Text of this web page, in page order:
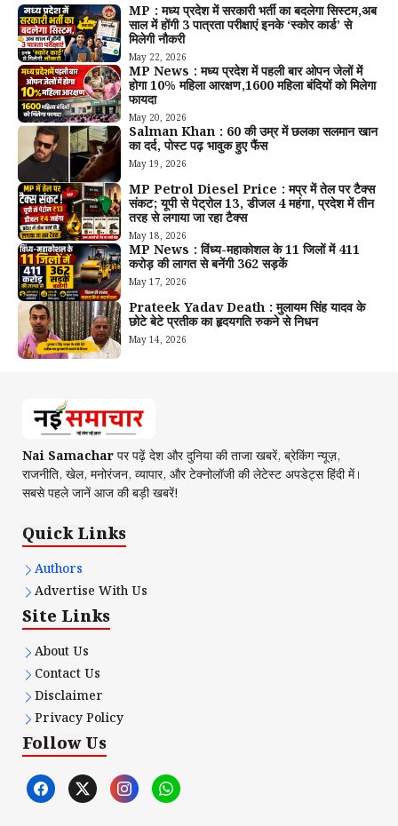
MP : मध्य प्रदेश में सरकारी भर्ती का बदलेगा सिस्टम,अब
साल में होंगी 3 पात्रता परीक्षाएं इनके ‘स्कोर कार्ड’ से
मिलेगी नौकरी
May 22, 2026
MP News : मध्य प्रदेश में पहली बार ओपन जेलों में
होगा 10% महिला आरक्षण,1600 महिला बंदियों को मिलेगा
फायदा
May 20, 2026
Salman Khan : 60 की उम्र में छलका सलमान खान
का दर्द, पोस्ट पढ़ भावुक हुए फैंस
May 19, 2026
MP Petrol Diesel Price : मप्र में तेल पर टैक्स
संकट; यूपी से पेट्रोल ₹13, डीजल ₹4 महंगा, प्रदेश में तीन
तरह से लगाया जा रहा टैक्स
May 18, 2026
MP News : विंध्य-महाकोशल के 11 जिलों में 411
करोड़ की लागत से बनेंगी 362 सड़कें
May 17, 2026
Prateek Yadav Death : मुलायम सिंह यादव के
छोटे बेटे प्रतीक का हृदयगति रुकने से निधन
May 14, 2026
Nai Samacharपर पढ़ें देश और दुनिया की ताजा खबरें, ब्रेकिंग न्यूज़,
राजनीति, खेल, मनोरंजन, व्यापार, और टेक्नोलॉजी की लेटेस्ट अपडेट्स हिंदी में।
सबसे पहले जानें आज की बड़ी खबरें!
Quick Links
Authors
Advertise With Us
Site Links
About Us
Contact Us
Disclaimer
Privacy Policy
Follow Us